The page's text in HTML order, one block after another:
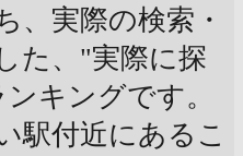
、実際の検索・
た、"実際に探
キングです。
駅付近にあるこ